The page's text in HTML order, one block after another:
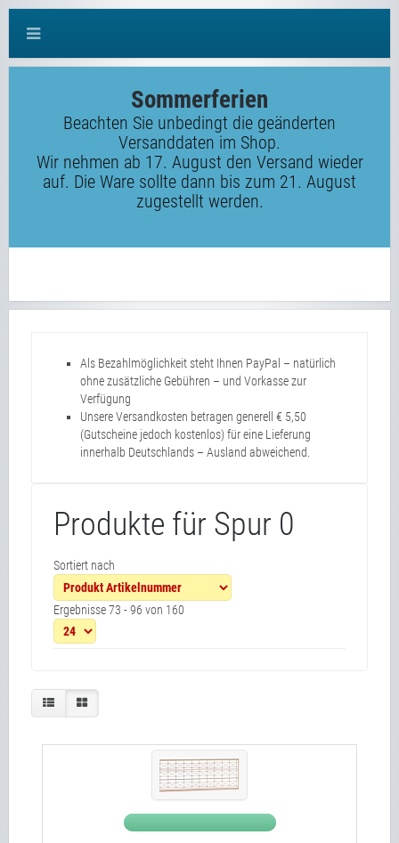
Sommerferien
Beachten Sie unbedingt die geänderten
Versanddaten im Shop.
Wir nehmen ab 17. August den Versand wieder
auf. Die Ware sollte dann bis zum 21. August
zugestellt werden.
Als Bezahlmöglichkeit steht Ihnen PayPal – natürlich
ohne zusätzliche Gebühren – und Vorkasse zur
Verfügung
Unsere Versandkosten betragen generell € 5,50
(Gutscheine jedoch kostenlos) für eine Lieferung
innerhalb Deutschlands – Ausland abweichend.
Produkte für Spur 0
Sortiert nach
Ergebnisse 73 - 96 von 160